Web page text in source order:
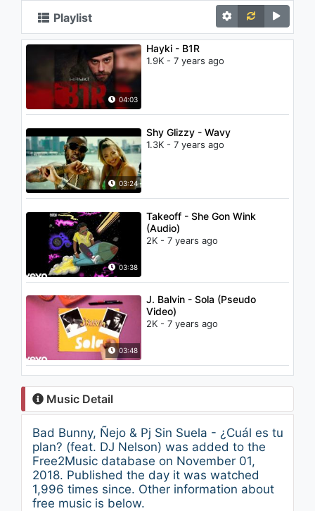
Playlist
04:03
Hayki - B1R
1.9K - 7 years ago
03:24
Shy Glizzy - Wavy
1.3K - 7 years ago
03:38
Takeoff - She Gon Wink
(Audio)
2K - 7 years ago
03:48
J. Balvin - Sola (Pseudo
Video)
2K - 7 years ago
Music Detail
Bad Bunny, Ñejo & Pj Sin Suela - ¿Cuál es tu
plan? (feat. DJ Nelson) was added to the
Free2Music database on November 01,
2018. Published the day it was watched
1,996 times since. Other information about
free music is below.